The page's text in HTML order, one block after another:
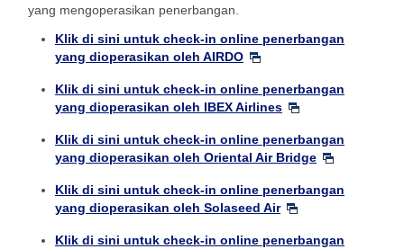
yang mengoperasikan penerbangan.
Klik di sini untuk check-in online penerbangan
yang dioperasikan oleh AIRDO
Klik di sini untuk check-in online penerbangan
yang dioperasikan oleh IBEX Airlines
Klik di sini untuk check-in online penerbangan
yang dioperasikan oleh Oriental Air Bridge
Klik di sini untuk check-in online penerbangan
yang dioperasikan oleh Solaseed Air
Klik di sini untuk check-in online penerbangan